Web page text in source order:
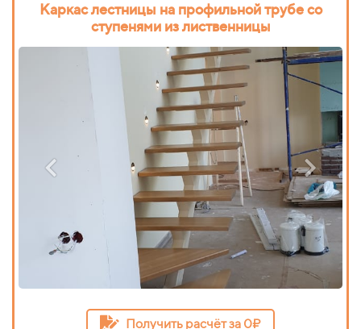
Каркас лестницы на профильной трубе со
ступенями из лиственницы
Получить расчёт за 0₽